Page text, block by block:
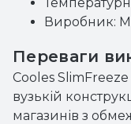
Виробник:
Переваги
Cooles
вузькій
магазинів з